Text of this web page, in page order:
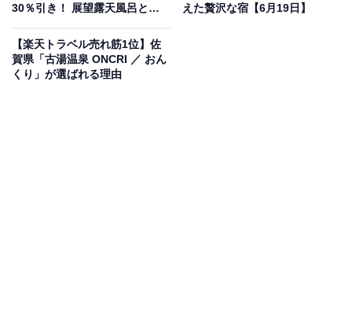
30％引き！ 展望露天風呂と多
日】
えた贅沢な宿【6月19日】
【楽天トラベル売れ筋1位】佐
賀県「古湯温泉 ONCRI ／ おん
くり」が選ばれる理由